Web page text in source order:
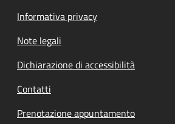
Informativa privacy
Note legali
Dichiarazione di accessibilità
Contatti
Prenotazione appuntamento